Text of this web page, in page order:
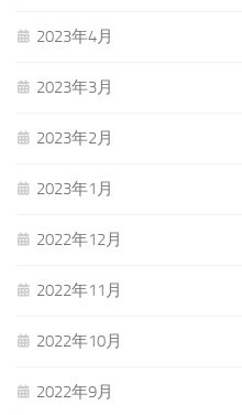
2023年4月
2023年3月
2023年2月
2023年1月
2022年12月
2022年11月
2022年10月
2022年9月